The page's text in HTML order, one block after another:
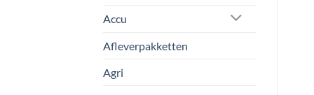
Accu
Afleverpakketten
Agri